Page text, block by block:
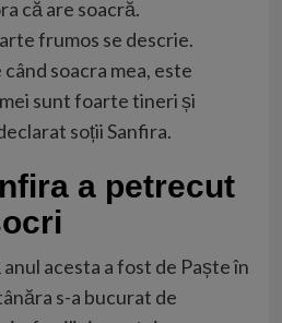
că are soacră.
frumos se descrie.
soacra mea, este
sunt foarte tineri și
soții Sanfira.
a petrecut
acesta a fost de Paște în
s-a bucurat de